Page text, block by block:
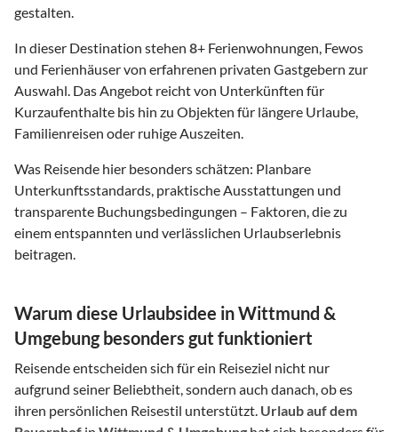
gestalten.
In dieser Destination stehen 8+ Ferienwohnungen, Fewos
und Ferienhäuser von erfahrenen privaten Gastgebern zur
Auswahl. Das Angebot reicht von Unterkünften für
Kurzaufenthalte bis hin zu Objekten für längere Urlaube,
Familienreisen oder ruhige Auszeiten.
Was Reisende hier besonders schätzen: Planbare
Unterkunftsstandards, praktische Ausstattungen und
transparente Buchungsbedingungen – Faktoren, die zu
einem entspannten und verlässlichen Urlaubserlebnis
beitragen.
Warum diese Urlaubsidee in Wittmund &
Umgebung besonders gut funktioniert
Reisende entscheiden sich für ein Reiseziel nicht nur
aufgrund seiner Beliebtheit, sondern auch danach, ob es
ihren persönlichen Reisestil unterstützt. Urlaub auf dem